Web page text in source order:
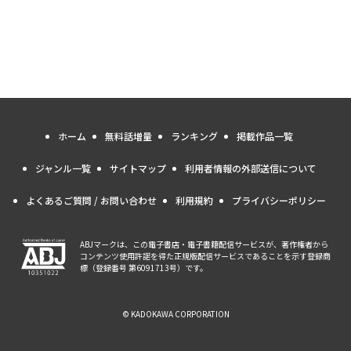
ホーム 無料話増量 ランキング 掲載作品一覧
ジャンル一覧 サイトマップ 利用者情報の外部送信について
よくあるご質問 / お問い合わせ 利用規約 プライバシーポリシー
ABJマークは、この電子書店・電子書籍配信サービスが、著作権者から
コンテンツ使用許諾を得た正規版配信サービスであることを示す登録商
標（登録番号 第6091713号）です。
© KADOKAWA CORPORATION